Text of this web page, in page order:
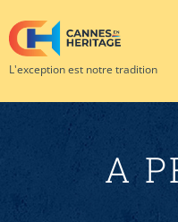
L'exception est notre tradition
A